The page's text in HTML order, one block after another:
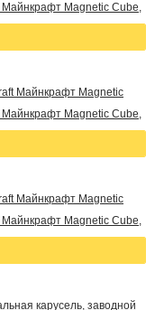
Майнкрафт Magnetic Cube,
Майнкрафт Magnetic Cube,
Майнкрафт Magnetic Cube,